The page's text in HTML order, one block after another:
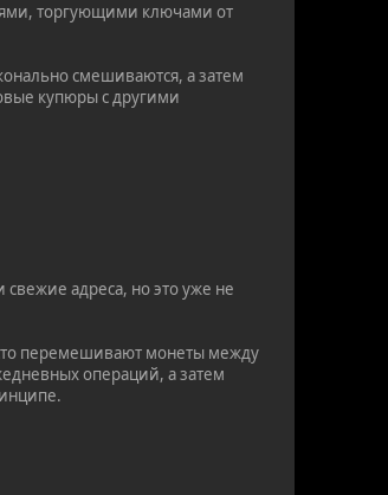
торгующими ключами от
смешиваются, а затем
купюры с другими
адреса, но это уже не
перемешивают монеты между
операций, а затем